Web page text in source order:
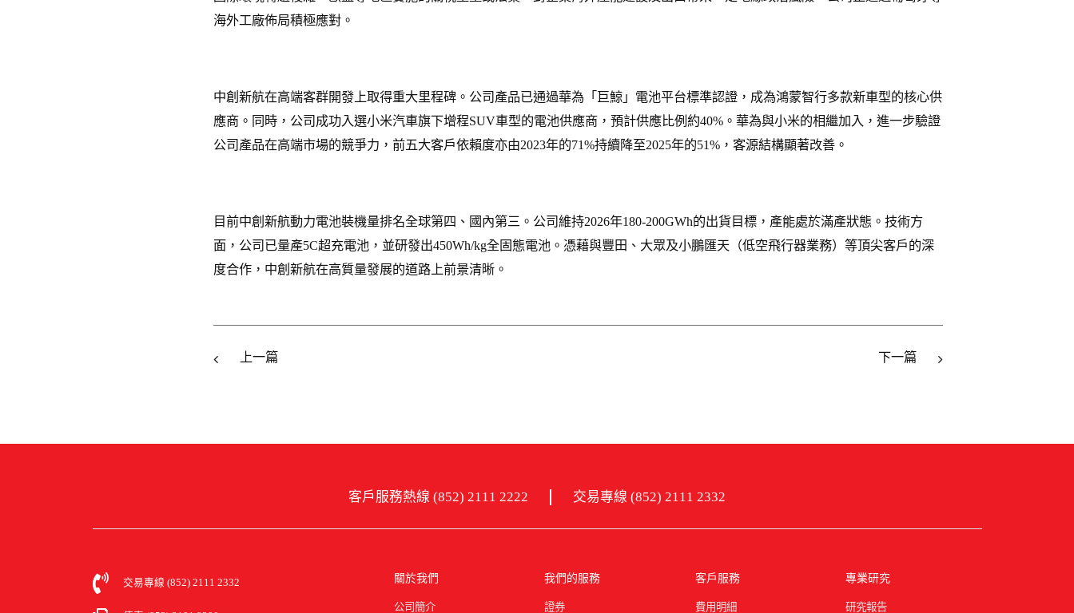
海外工廠佈局積極應對。
中創新航在高端客群開發上取得重大里程碑。公司產品已通過華為「巨鯨」電池平台標準認證，成為鴻蒙智行多款新車型的核心供
應商。同時，公司成功入選小米汽車旗下增程SUV車型的電池供應商，預計供應比例約40%。華為與小米的相繼加入，進一步驗證
公司產品在高端市場的競爭力，前五大客戶依賴度亦由2023年的71%持續降至2025年的51%，客源結構顯著改善。
目前中創新航動力電池裝機量排名全球第四、國內第三。公司維持2026年180-200GWh的出貨目標，產能處於滿產狀態。技術方
面，公司已量產5C超充電池，並研發出450Wh/kg全固態電池。憑藉與豐田、大眾及小鵬匯天（低空飛行器業務）等頂尖客戶的深
度合作，中創新航在高質量發展的道路上前景清晰。
上一篇 下一篇
客戶服務熱線 (852) 2111 2222 交易專線 (852) 2111 2332
交易專線 (852) 2111 2332 關於我們
公司簡介
我們的服務
證券
客戶服務
費用明細
專業研究
研究報告